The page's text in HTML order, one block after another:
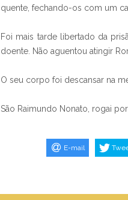
quente, fechando-os com um
Foi mais tarde libertado da
doente. Não aguentou atingir
O seu corpo foi descansar na
São Raimundo Nonato, rogai
E-mail